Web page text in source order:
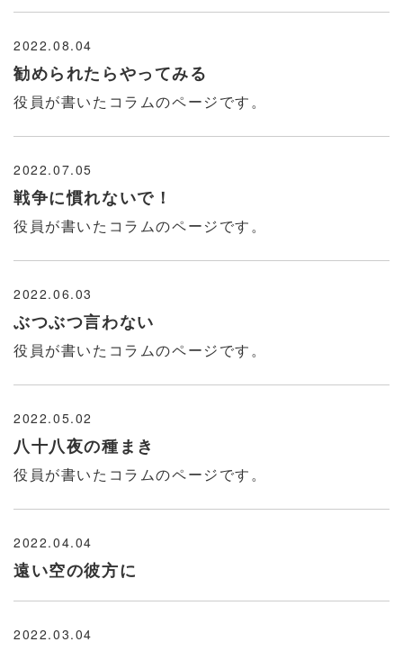
2022.08.04
勧められたらやってみる
役員が書いたコラムのページです。
2022.07.05
戦争に慣れないで！
役員が書いたコラムのページです。
2022.06.03
ぶつぶつ言わない
役員が書いたコラムのページです。
2022.05.02
八十八夜の種まき
役員が書いたコラムのページです。
2022.04.04
遠い空の彼方に
2022.03.04